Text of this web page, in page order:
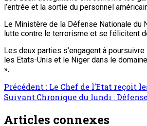
l’entrée et la sortie du personnel
Le Ministère de la Défense Nationale du
lutte contre le terrorisme et se félicitent
Les deux parties s’engagent à
les Etats-Unis et le Niger dans le
».
Précédent : Le Chef de l’Etat reçoit
Suivant:Chronique du lundi :
Articles connexes